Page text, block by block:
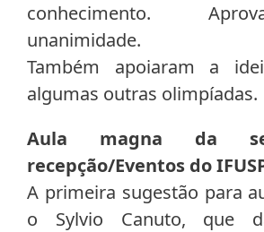
conhecimento.
unanimidade.
Também apoiaram a
algumas outras olimpíadas.
Aula magna da
recepção/Eventos do
A primeira sugestão para
o Sylvio Canuto, que